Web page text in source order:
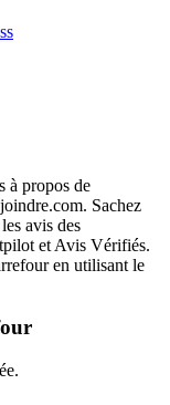
à propos de
Sachez
avis des
et Avis Vérifiés.
en utilisant le